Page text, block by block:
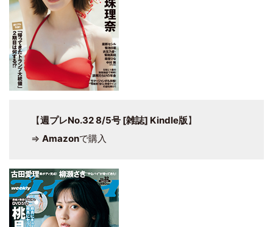
【週プレNo.32 8/5号 [雑誌] Kindle版】
⇒ Amazonで購入